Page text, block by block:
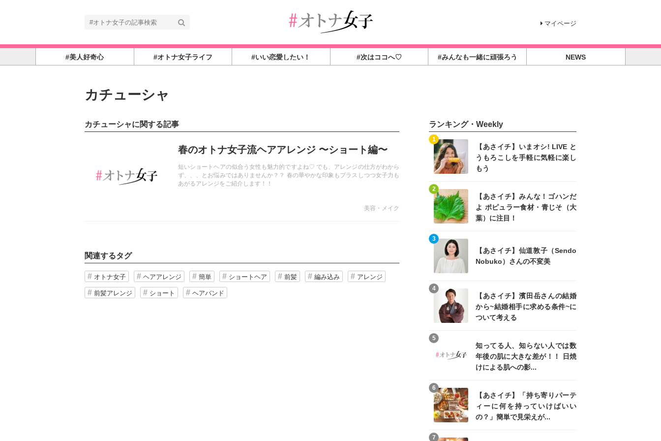
マイページ
#美人好奇心 #オトナ女子ライフ #いい恋愛したい！ #次はココへ♡ #みんなも一緒に頑張ろう NEWS
カチューシャ
カチューシャに関する記事
春のオトナ女子流ヘアアレンジ 〜ショート編〜
短いショートヘアの似合う女性も魅力的ですよね♡ でも、アレンジの仕方がわから
ず、、、とお悩みではありませんか？？ 春の華やかな印象もプラスしつつ女子力も
あがるアレンジをご紹介します！！
美容・メイク
関連するタグ
オトナ女子 ヘアアレンジ 簡単 ショートヘア 前髪 編み込み アレンジ
前髪アレンジ ショート ヘアバンド
ランキング・Weekly
【あさイチ】いまオシ! LIVE と
うもろこしを手軽に気軽に楽し
もう
1
【あさイチ】みんな！ゴハンだ
よ ポピュラー食材・青じそ（大
葉）に注目！
2
【あさイチ】仙道敦子（Sendo
Nobuko）さんの不変美
3
【あさイチ】濱田岳さんの結婚
から~結婚相手に求める条件~に
ついて考える
4
知ってる人、知らない人では数
年後の肌に大きな差が！！ 日焼
けによる肌への影...
5
【あさイチ】「持ち寄りパーテ
ィーに何を持っていけばいい
の？」簡単で見栄えが...
6
7